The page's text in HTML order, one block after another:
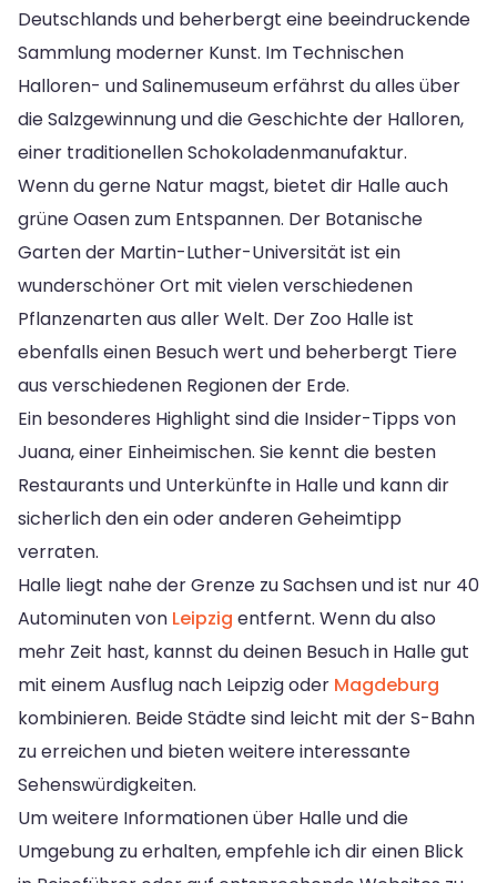
Deutschlands und beherbergt eine beeindruckende
Sammlung moderner Kunst. Im Technischen
Halloren- und Salinemuseum erfährst du alles über
die Salzgewinnung und die Geschichte der Halloren,
einer traditionellen Schokoladenmanufaktur.
Wenn du gerne Natur magst, bietet dir Halle auch
grüne Oasen zum Entspannen. Der Botanische
Garten der Martin-Luther-Universität ist ein
wunderschöner Ort mit vielen verschiedenen
Pflanzenarten aus aller Welt. Der Zoo Halle ist
ebenfalls einen Besuch wert und beherbergt Tiere
aus verschiedenen Regionen der Erde.
Ein besonderes Highlight sind die Insider-Tipps von
Juana, einer Einheimischen. Sie kennt die besten
Restaurants und Unterkünfte in Halle und kann dir
sicherlich den ein oder anderen Geheimtipp
verraten.
Halle liegt nahe der Grenze zu Sachsen und ist nur 40
Autominuten von Leipzig entfernt. Wenn du also
mehr Zeit hast, kannst du deinen Besuch in Halle gut
mit einem Ausflug nach Leipzig oder Magdeburg
kombinieren. Beide Städte sind leicht mit der S-Bahn
zu erreichen und bieten weitere interessante
Sehenswürdigkeiten.
Um weitere Informationen über Halle und die
Umgebung zu erhalten, empfehle ich dir einen Blick